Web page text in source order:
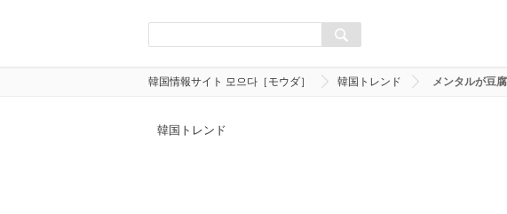
韓国情報サイト 모으다［モウダ］ 韓国トレンド メンタルが豆
韓国トレンド